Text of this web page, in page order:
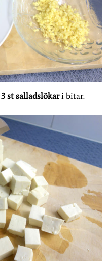
3 st salladslökari bitar.